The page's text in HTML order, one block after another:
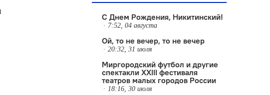
С Днем Рождения, Никитинский!
7:52, 04 августа
Ой, то не вечер, то не вечер
20:32, 31 июля
Миргородский футбол и другие
спектакли XXIII фестиваля
театров малых городов России
18:16, 30 июля